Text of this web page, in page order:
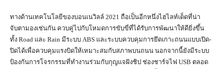
ทางด้านเทคโนโลยีของบอนเนวิลล์ 2021 ถือเป็นอีกหนึ่งไฮไลท์เด็ดที่น่า
จับตามองเช่นกัน ควบคู่ไปกับโหมดการขับขี่ที่ได้รับการพัฒนาให้ดียิ่งขึ้น
ทั้ง Road และ Rain มีระบบ ABS และระบบควบคุมการยึดเกาะถนนแบบเปิด-
ปิดได้เพื่อควบคุมแรงบิดให้เหมาะสมกับสภาพบนถนน นอกจากนี้ยังมีระบบ
ป้องกันการโจรกรรมที่ทำงานร่วมกับกุญแจฝังชิป ช่องชาร์จไฟ USB ตลอด